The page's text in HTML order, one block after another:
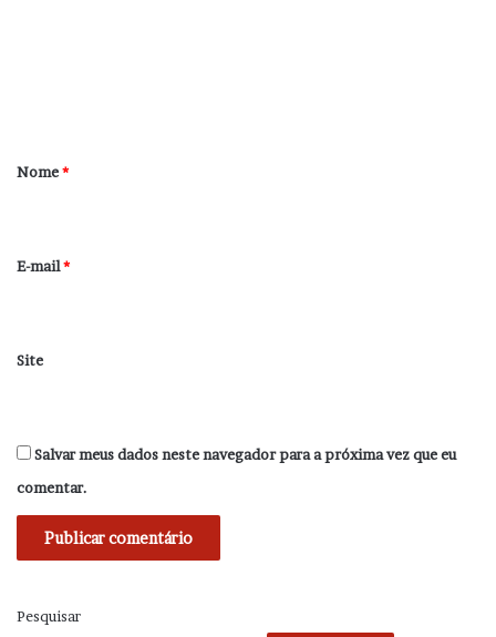
r
*
Nome*
E-mail*
Site
Salvar meus dados neste navegador para a próxima vez que eu
comentar.
Pesquisar